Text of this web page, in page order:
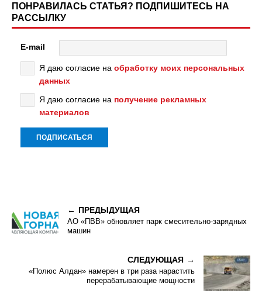
ПОНРАВИЛАСЬ СТАТЬЯ? ПОДПИШИТЕСЬ НА
РАССЫЛКУ
E-mail
Я даю согласие на обработку моих персональных
данных
Я даю согласие на получение рекламных
материалов
ПРЕДЫДУЩАЯ
АО «ПВВ» обновляет парк смесительно-зарядных
машин
СЛЕДУЮЩАЯ
«Полюс Алдан» намерен в три раза нарастить
перерабатывающие мощности